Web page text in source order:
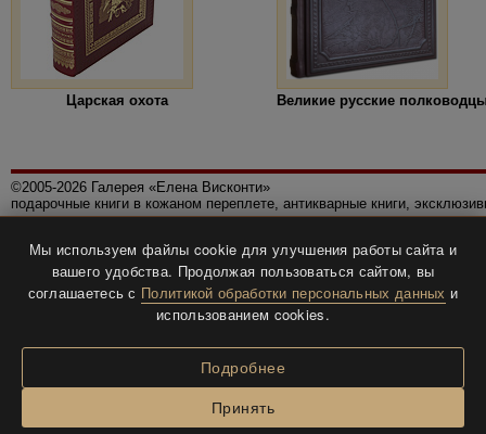
Царская охота Великие русские
©2005-2026 Галерея «Елена Висконти»
подарочные книги в кожаном переплете, антикварные книги,
Политика конфиденциальности
Все права защищены.
Разработка и дизайнBTV-info.
Мы используем файлы cookie для улучшения работы сайта и
вашего удобства. Продолжая пользоваться сайтом, вы
соглашаетесь с Политикой обработки персональных данных и
использованием cookies.
Подробнее
Принять